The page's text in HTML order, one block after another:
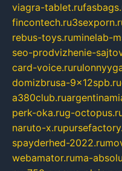
viagra-tablet.ru
fincontech.ru
rebus-toys.ruminelab-
seo-prodvizhenie-
card-voice.ru
domizbrusa-9x12spb.ru
a380club.ru
perk-oka.rug-
naruto-x.ru
spayderhed-2022.ru
webamator.ruma-